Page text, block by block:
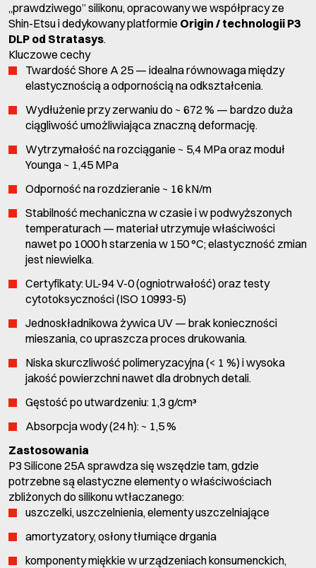
„prawdziwego” silikonu, opracowany we współpracy ze
Shin-Etsu i dedykowany platformie Origin / technologii P3
DLP od Stratasys.
Kluczowe cechy
Twardość Shore A 25 — idealna równowaga między
elastycznością a odpornością na odkształcenia.
Wydłużenie przy zerwaniu do ~ 672 % — bardzo duża
ciągliwość umożliwiająca znaczną deformację.
Wytrzymałość na rozciąganie ~ 5,4 MPa oraz moduł
Younga ~ 1,45 MPa
Odporność na rozdzieranie ~ 16 kN/m
Stabilność mechaniczna w czasie i w podwyższonych
temperaturach — materiał utrzymuje właściwości
nawet po 1000 h starzenia w 150 °C; elastyczność zmian
jest niewielka.
Certyfikaty: UL-94 V-0 (ogniotrwałość) oraz testy
cytotoksyczności (ISO 10993-5)
Jednoskładnikowa żywica UV — brak konieczności
mieszania, co upraszcza proces drukowania.
Niska skurczliwość polimeryzacyjna (< 1 %) i wysoka
jakość powierzchni nawet dla drobnych detali.
Gęstość po utwardzeniu: 1,3 g/cm³
Absorpcja wody (24 h): ~ 1,5 %
Zastosowania
P3 Silicone 25A sprawdza się wszędzie tam, gdzie
potrzebne są elastyczne elementy o właściwościach
zbliżonych do silikonu wtłaczanego:
uszczelki, uszczelnienia, elementy uszczelniające
amortyzatory, osłony tłumiące drgania
komponenty miękkie w urządzeniach konsumenckich,